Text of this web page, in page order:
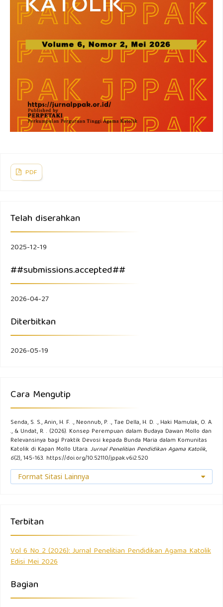
PDF
Telah diserahkan
2025-12-19
##submissions.accepted##
2026-04-27
Diterbitkan
2026-05-19
Cara Mengutip
Senda, S. S., Anin, H. F. ., Neonnub, P. ., Tae Della, H. D. ., Haki Mamulak, O. A.
., & Undat, R. . (2026). Konsep Perempuan dalam Budaya Dawan Mollo dan
Relevansinya bagi Praktik Devosi kepada Bunda Maria dalam Komunitas
Katolik di Kapan Mollo Utara. Jurnal Penelitian Pendidikan Agama Katolik,
6(2), 145-163. https://doi.org/10.52110/jppak.v6i2.520
Format Sitasi Lainnya
Terbitan
Vol 6 No 2 (2026): Jurnal Penelitian Pendidikan Agama Katolik
Edisi Mei 2026
Bagian